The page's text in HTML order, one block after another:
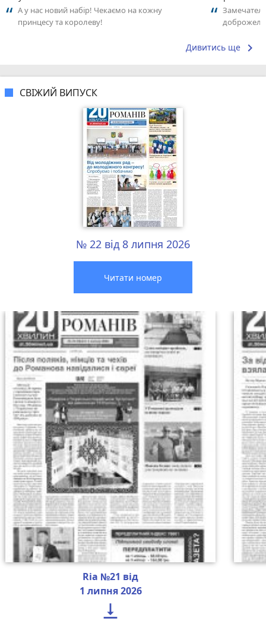
А у нас новий набір! Чекаємо на кожну
принцесу та королеву!
Дивитись ще keyboard_arrow_right
СВІЖИЙ ВИПУСК
№ 22 від 8 липня 2026
Читати номер
Ria №21 від
1 липня 2026
